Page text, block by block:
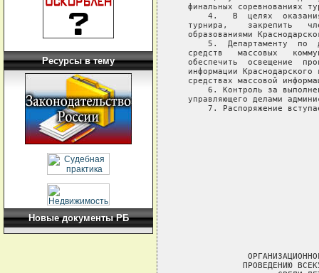
Ресурсы в тему
Новые документы РБ